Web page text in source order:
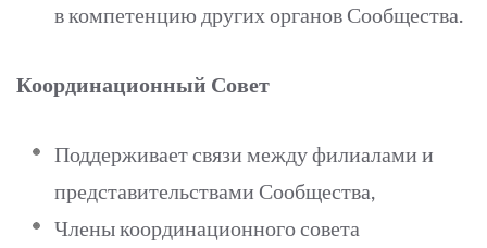
в компетенцию других органов Сообщества.
Координационный Совет
Поддерживает связи между филиалами и
представительствами Сообщества,
Члены координационного совета